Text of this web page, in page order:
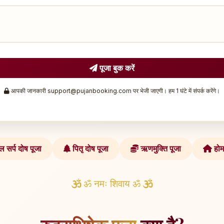
पूजा बुक करें
आपकी जानकारी support@pujanbooking.com पर भेजी जाएगी। हम 1 घंटे में संपर्क करेंगे।
सर्प दोष पूजा पितृ दोष पूजा ऋणमुक्ति पूजा
ॐ नमः शिवाय ॐ